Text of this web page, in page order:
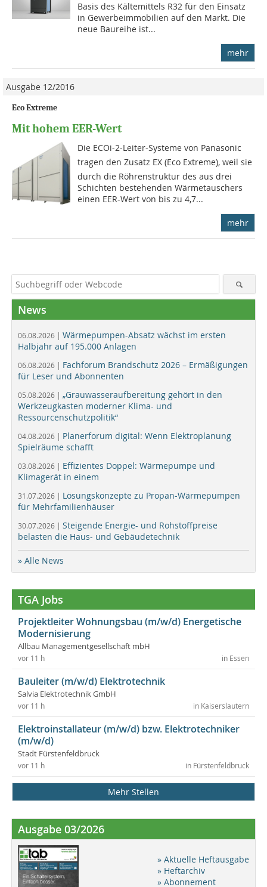
Basis des Kältemittels R32 für den Einsatz
in Gewerbeimmobilien auf den Markt. Die
neue Baureihe ist...
mehr
Ausgabe 12/2016
Eco Extreme
Mit hohem EER-Wert
Die ECOi-2-Leiter-Systeme von Panasonic
tragen den Zusatz EX (Eco Extreme), weil sie
durch die Röhrenstruktur des aus drei
Schichten bestehenden Wärmetauschers
einen EER-Wert von bis zu 4,7...
mehr
News
06.08.2026 | Wärmepumpen-Absatz wächst im ersten
Halbjahr auf 195.000 Anlagen
06.08.2026 | Fachforum Brandschutz 2026 – Ermäßigungen
für Leser und Abonnenten
05.08.2026 | „Grauwasseraufbereitung gehört in den
Werkzeugkasten moderner Klima- und
Ressourcenschutzpolitik“
04.08.2026 | Planerforum digital: Wenn Elektroplanung
Spielräume schafft
03.08.2026 | Effizientes Doppel: Wärmepumpe und
Klimagerät in einem
31.07.2026 | Lösungskonzepte zu Propan-Wärmepumpen
für Mehrfamilienhäuser
30.07.2026 | Steigende Energie- und Rohstoffpreise
belasten die Haus- und Gebäudetechnik
» Alle News
TGA Jobs
Projektleiter Wohnungsbau (m/w/d) Energetische
Modernisierung
Allbau Managementgesellschaft mbH
in Essen
vor 11 h
Bauleiter (m/w/d) Elektrotechnik
Salvia Elektrotechnik GmbH
in Kaiserslautern
vor 11 h
Elektroinstallateur (m/w/d) bzw. Elektrotechniker
(m/w/d)
Stadt Fürstenfeldbruck
in Fürstenfeldbruck
vor 11 h
Mehr Stellen
Ausgabe 03/2026
» Aktuelle Heftausgabe
» Heftarchiv
» Abonnement